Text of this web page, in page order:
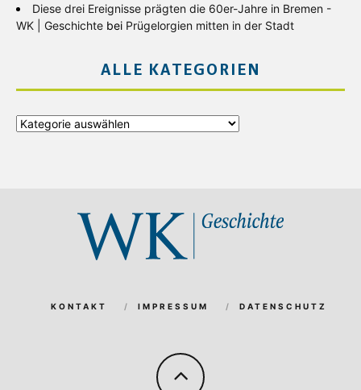
Diese drei Ereignisse prägten die 60er-Jahre in Bremen -
WK | Geschichte bei Prügelorgien mitten in der Stadt
ALLE KATEGORIEN
Alle
KONTAKT IMPRESSUM DATENSCHUTZ